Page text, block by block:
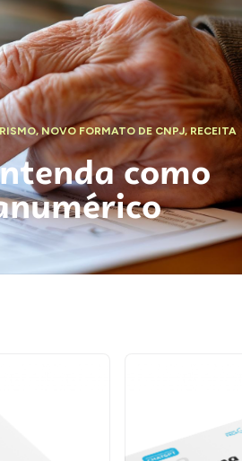
,NOVO FORMATO DE CNPJ,RECEITA
como